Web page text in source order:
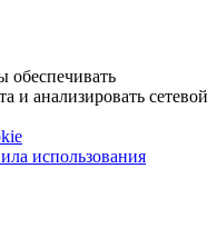
и анализировать сетевой
использования